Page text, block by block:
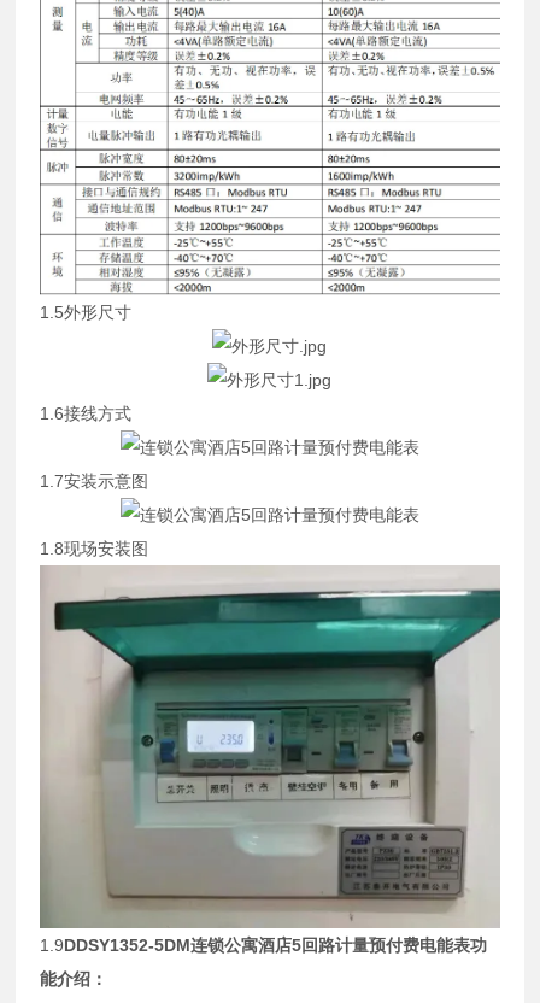
1.5外形尺寸
1.6接线方式
1.7安装示意图
1.8现场安装图
1.9DDSY1352-5DM连锁公寓酒店5回路计量预付费电能表功
能介绍：